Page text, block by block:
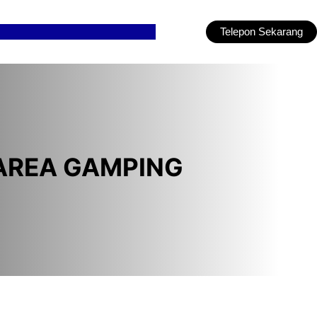
Telepon Sekarang
GAMPING